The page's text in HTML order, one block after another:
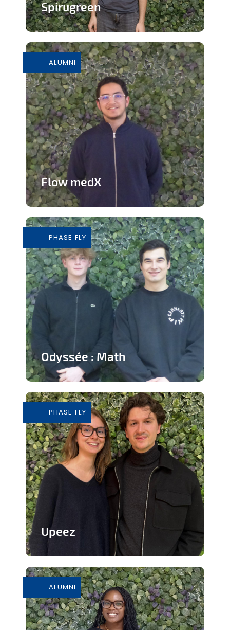
Spirugreen
En savoir plus
ALUMNI
Flow medX
concours de médecine
En savoir plus
PHASE FLY
Odyssée : Math
apprendre les mathématiques
En savoir plus
PHASE FLY
Upeez
grillons
En savoir plus
ALUMNI